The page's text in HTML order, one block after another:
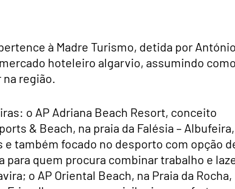
à Madre Turismo, detida por António
hoteleiro algarvio, assumindo como
região.
o AP Adriana Beach Resort, conceito
& Beach, na praia da Falésia – Albufeira,
também focado no desporto com opção
quem procura combinar trabalho e
o AP Oriental Beach, na Praia da Rocha,